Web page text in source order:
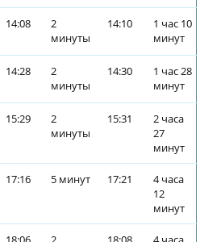
14:08
2
минуты
14:10
1 час 10
минут
14:28
2
минуты
14:30
1 час 28
минут
15:29
2
минуты
15:31
2 часа
27
минут
17:16 5 минут 17:21
4 часа
12
минут